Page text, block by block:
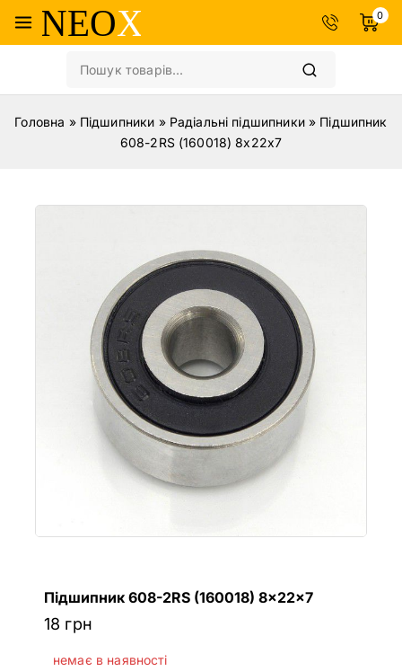
0
Головна » Підшипники » Радіальні підшипники» Підшипник
608-2RS (160018) 8x22x7
Підшипник 608-2RS (160018) 8x22x7
18 грн
немає в наявності